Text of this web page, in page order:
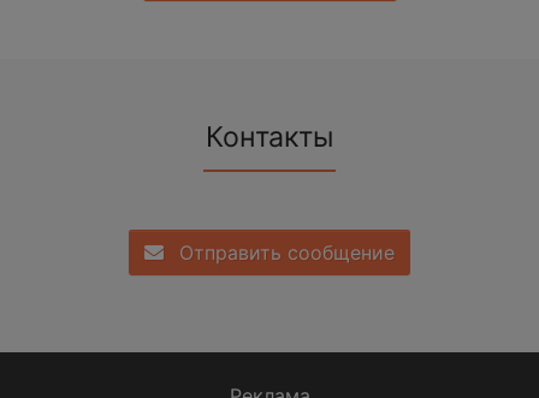
Контакты
Отправить сообщение